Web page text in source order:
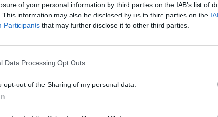
of your personal information by third parties on the IAB’s list of
This information may also be disclosed by us to third parties on the
Participants that may further disclose it to other third parties.
Data Processing Opt Outs
opt-out of the Sharing of my personal data.
réduite avec un nombre élevé de
vaccinées», a-t-il poursuivi. L’étude montre
contamination, avec un nombre élevé de
variant dominant delta.
à ceux de la première vague» de pandémie
de l’Institut national des maladies